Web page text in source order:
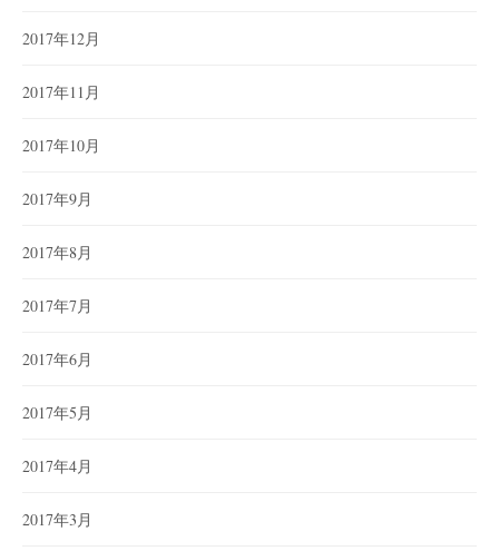
2017年12月
2017年11月
2017年10月
2017年9月
2017年8月
2017年7月
2017年6月
2017年5月
2017年4月
2017年3月